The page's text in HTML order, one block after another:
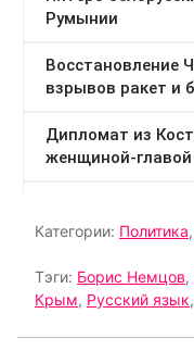
Категории: Политика,
Тэги: Борис Немцов,
Крым, Русский язык,